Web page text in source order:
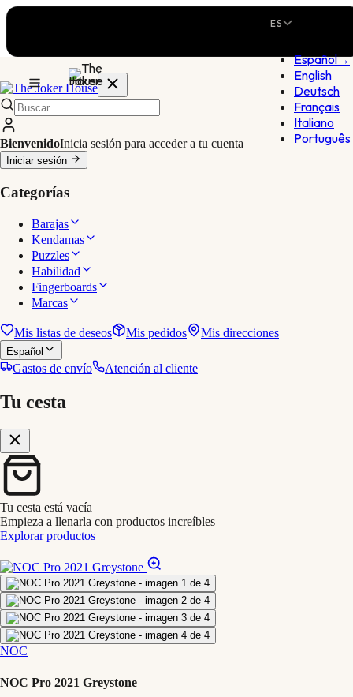
ES
Español→
English
Deutsch
Français
Italiano
Português
BienvenidoInicia sesión para acceder a tu cuenta
Iniciar sesión
Categorías
Barajas
Kendamas
Puzzles
Habilidad
Fingerboards
Marcas
Mis listas de deseos Mis pedidos Mis direcciones
Español
Gastos de envío Atención al cliente
Tu cesta
Tu cesta está vacía
Empieza a llenarla con productos increíbles
Explorar productos
NOC
NOC Pro 2021 Greystone